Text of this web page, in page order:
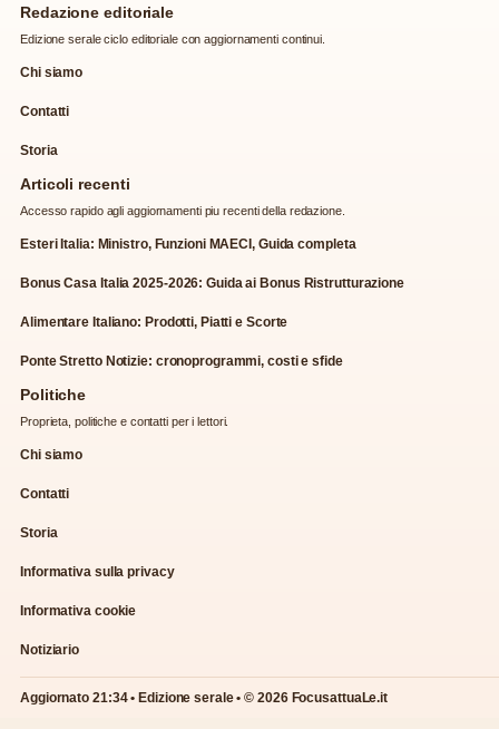
Redazione editoriale
Edizione serale ciclo editoriale con aggiornamenti continui.
Chi siamo
Contatti
Storia
Articoli recenti
Accesso rapido agli aggiornamenti piu recenti della redazione.
Esteri Italia: Ministro, Funzioni MAECI, Guida completa
Bonus Casa Italia 2025-2026: Guida ai Bonus Ristrutturazione
Alimentare Italiano: Prodotti, Piatti e Scorte
Ponte Stretto Notizie: cronoprogrammi, costi e sfide
Politiche
Proprieta, politiche e contatti per i lettori.
Chi siamo
Contatti
Storia
Informativa sulla privacy
Informativa cookie
Notiziario
Aggiornato 21:34 • Edizione serale • © 2026 FocusattuaLe.it